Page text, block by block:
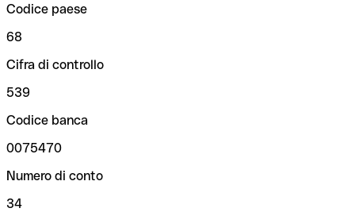
Codice paese
68
Cifra di controllo
539
Codice banca
0075470
Numero di conto
34